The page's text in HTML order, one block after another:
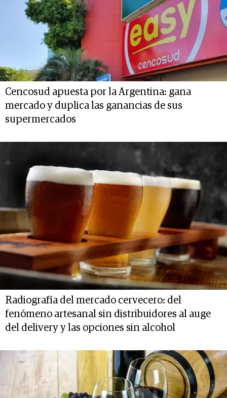
Cencosud apuesta por la Argentina: gana
mercado y duplica las ganancias de sus
supermercados
Radiografía del mercado cervecero: del
fenómeno artesanal sin distribuidores al auge
del delivery y las opciones sin alcohol